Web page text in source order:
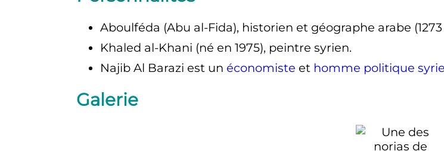
Aboulféda (Abu al-Fida), historien et géographe arabe
Khaled al-Khani (né en 1975), peintre syrien.
Najib Al Barazi est un économiste et homme politique
Galerie